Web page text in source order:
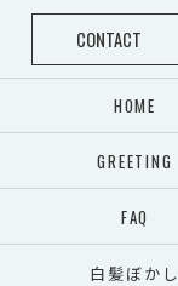
CONTACT
HOME
GREETING
FAQ
白髪ぼかし